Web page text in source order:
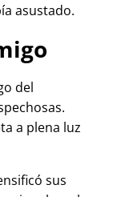
asustado.
del
a plena luz
sus